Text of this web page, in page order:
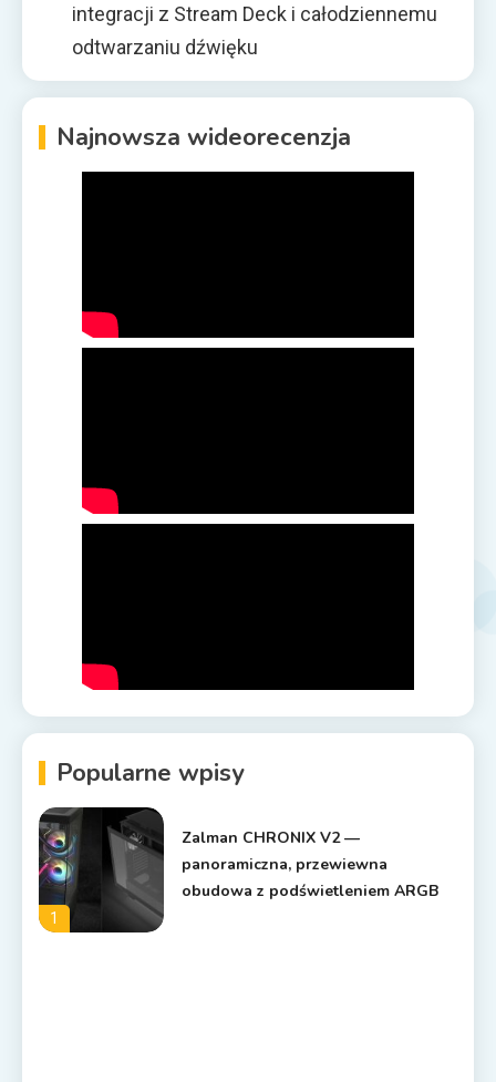
integracji z Stream Deck i całodziennemu
odtwarzaniu dźwięku
Najnowsza wideorecenzja
Popularne wpisy
1
Zalman CHRONIX V2 —
panoramiczna, przewiewna
obudowa z podświetleniem ARGB